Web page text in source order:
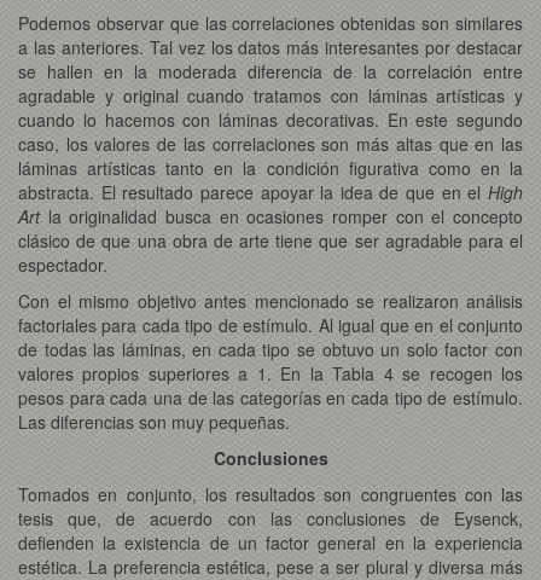
Podemos observar que las correlaciones obtenidas son similares
a las anteriores. Tal vez los datos más interesantes por destacar
se hallen en la moderada diferencia de la correlación entre
agradable y original cuando tratamos con láminas artísticas y
cuando lo hacemos con láminas decorativas. En este segundo
caso, los valores de las correlaciones son más altas que en las
láminas artísticas tanto en la condición figurativa como en la
abstracta. El resultado parece apoyar la idea de que en el High
Artla originalidad busca en ocasiones romper con el concepto
clásico de que una obra de arte tiene que ser agradable para el
espectador.
Con el mismo objetivo antes mencionado se realizaron análisis
factoriales para cada tipo de estímulo. Al igual que en el conjunto
de todas las láminas, en cada tipo se obtuvo un solo factor con
valores propios superiores a 1. En la Tabla 4 se recogen los
pesos para cada una de las categorías en cada tipo de estímulo.
Las diferencias son muy pequeñas.
Conclusiones
Tomados en conjunto, los resultados son congruentes con las
tesis que, de acuerdo con las conclusiones de Eysenck,
defienden la existencia de un factor general en la experiencia
estética. La preferencia estética, pese a ser plural y diversa más